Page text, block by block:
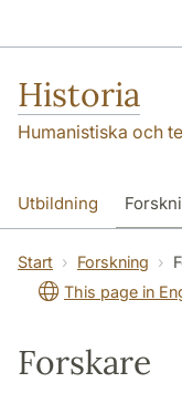
Historia
Humanistiska och
Utbildning
Om oss
Start Forskning
This page in
Forskare